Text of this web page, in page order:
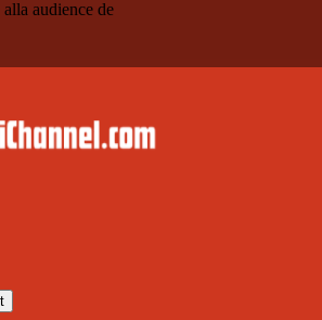
audience de